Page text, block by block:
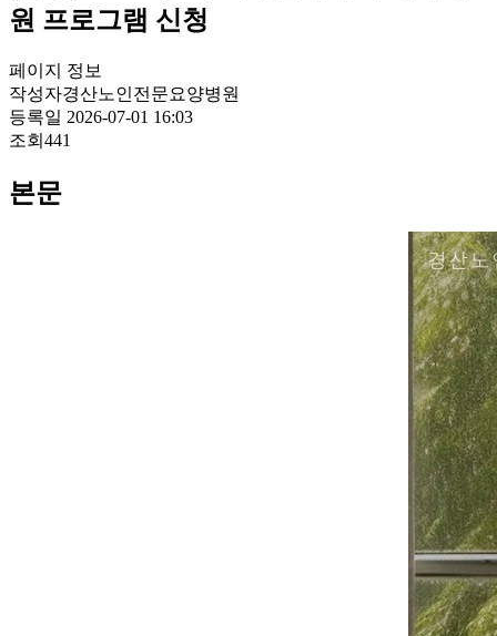
원 프로그램 신청
페이지 정보
작성자경산노인전문요양병원
등록일 2026-07-01 16:03
조회 441
본문